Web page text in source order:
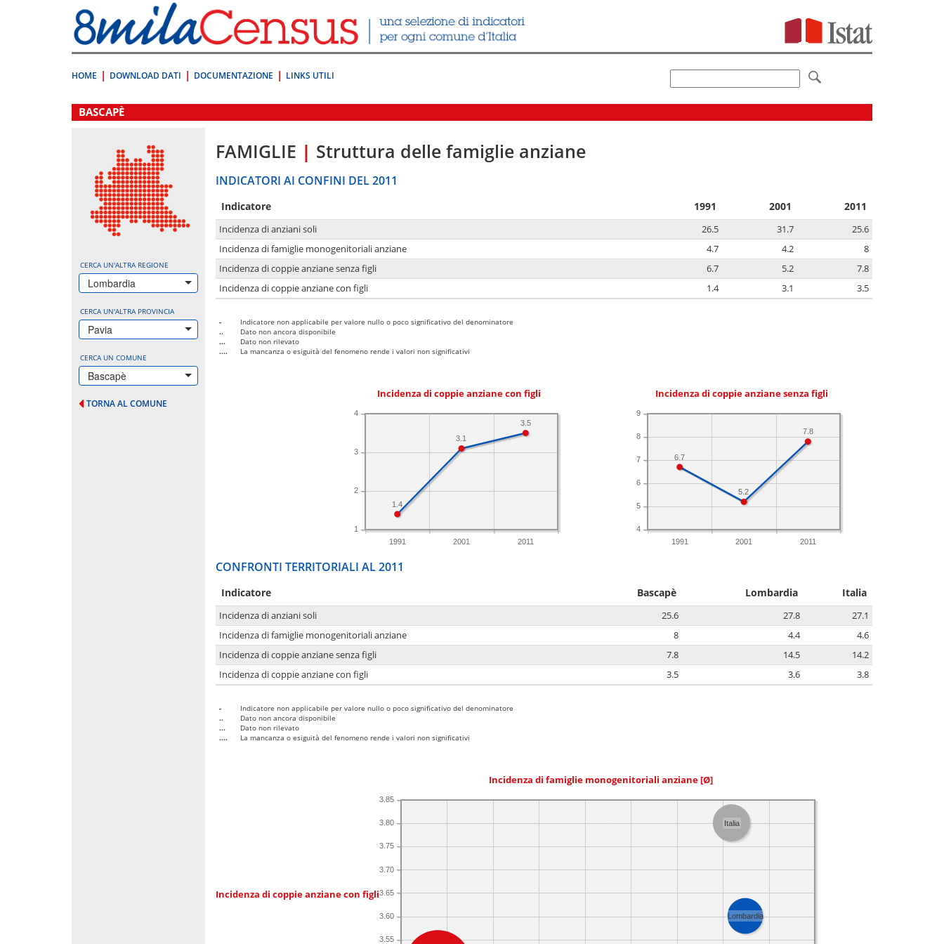
direttamente
a:
Contenuto
HOME DOWNLOAD DATI DOCUMENTAZIONE LINKS UTILI
.
BASCAPÈ
CERCA UN'ALTRA REGIONE
Lombardia
CERCA UN'ALTRA PROVINCIA
Pavia
CERCA UN COMUNE
Bascapè
TORNA AL COMUNE
FAMIGLIE | Struttura delle famiglie anziane
INDICATORI AI CONFINI DEL 2011
Indicatore 1991 2001 2011
Incidenza di anziani soli 26.5 31.7
25.6
Incidenza di famiglie monogenitoriali anziane
4.7 4.2
8
Incidenza di coppie anziane senza figli
6.7 5.2
7.8
Incidenza di coppie anziane con figli
1.4 3.1 3.5
-
Indicatore non applicabile per valore nullo o poco significativo del denominatore
..
Dato non ancora disponibile
...
Dato non rilevato
....
La mancanza o esiguità del fenomeno rende i valori non significativi
Incidenza di coppie anziane con figli
1991 2001 2011
1
2
3
4
3.5
3.1
1.4
Incidenza di coppie anziane senza figli
1991 2001 2011
4
5
6
7
8
9
7.8
5.2
6.7
CONFRONTI TERRITORIALI AL 2011
Indicatore Bascapè Lombardia Italia
Incidenza di anziani soli 25.6 27.8
27.1
Incidenza di famiglie monogenitoriali anziane
8 4.4
4.6
Incidenza di coppie anziane senza figli
7.8 14.5
14.2
Incidenza di coppie anziane con figli
3.5 3.6 3.8
-
Indicatore non applicabile per valore nullo o poco significativo del denominatore
..
Dato non ancora disponibile
...
Dato non rilevato
....
La mancanza o esiguità del fenomeno rende i valori non significativi
Incidenza di famiglie monogenitoriali anziane [Ø]
Incidenza di coppie anziane con figli
3.55
3.60
3.65
3.70
3.75
3.80
3.85
Italia
Lombardia